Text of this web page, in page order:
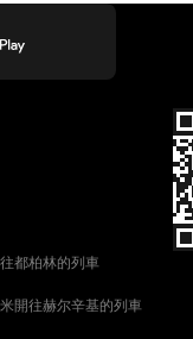
都柏林的列車
開往赫尔辛基的列車